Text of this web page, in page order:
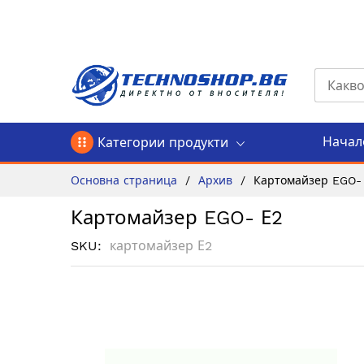
съдържанието
Категории продукти
Основна страница Архив Картомайзер EGO-
Картомайзер EGO- Е2
SKU картомайзер Е2